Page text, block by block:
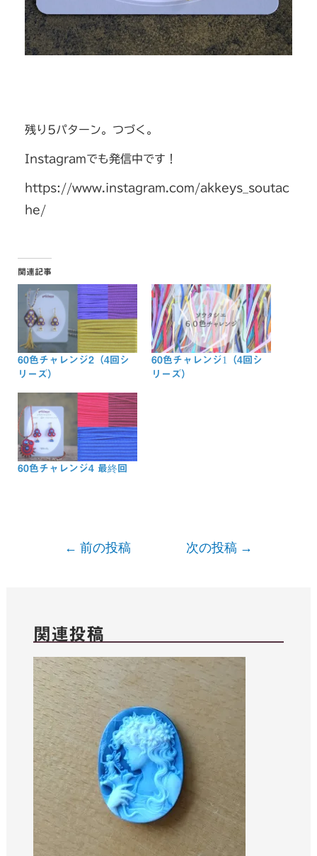
残り5パターン。つづく。
Instagramでも発信中です！
https://www.instagram.com/akkeys_soutac
he/
関連記事
60色チャレンジ2（4回シ
リーズ）
60色チャレンジ1（4回シ
リーズ）
60色チャレンジ4 最終回
← 前の投稿 次の投稿 →
関連投稿